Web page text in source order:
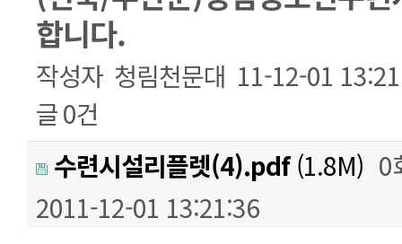
합니다.
작성자 청림천문대 11-12-01 13:21
글0건
수련시설리플렛(4).pdf(1.8M) 0
2011-12-01 13:21:36